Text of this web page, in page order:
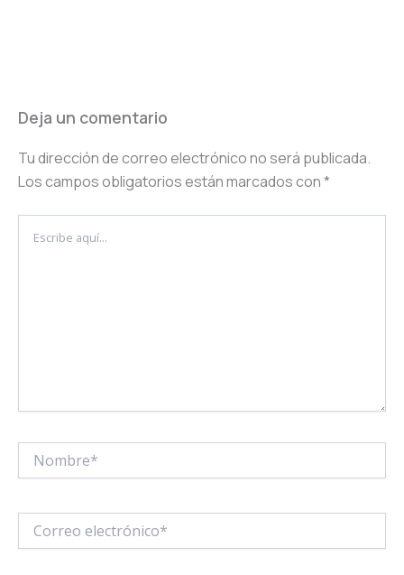
Deja un comentario
Tu dirección de correo electrónico no será publicada.
Los campos obligatorios están marcados con*
aquí...
electrónico*